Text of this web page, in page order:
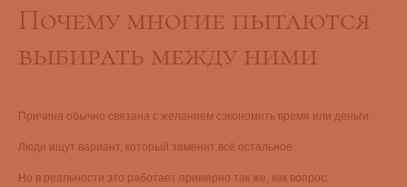
Почему многие пытаются
выбирать между ними
Причина обычно связана с желанием сэкономить время или деньги.
Люди ищут вариант, который заменит всё остальное.
Но в реальности это работает примерно так же, как вопрос: